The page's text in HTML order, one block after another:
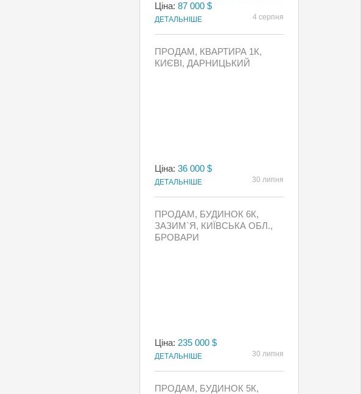
Ціна: 87 000 $
ДЕТАЛЬНІШЕ 4 серпня
ПРОДАМ, КВАРТИРА 1К,
КИЄВI, ДАРНИЦЬКИЙ
Ціна: 36 000 $
ДЕТАЛЬНІШЕ 30 липня
ПРОДАМ, БУДИНОК 6К,
ЗАЗИМ`Я, КИЇВСЬКА ОБЛ.,
БРОВАРИ
Ціна: 235 000 $
ДЕТАЛЬНІШЕ 30 липня
ПРОДАМ, БУДИНОК 5К,